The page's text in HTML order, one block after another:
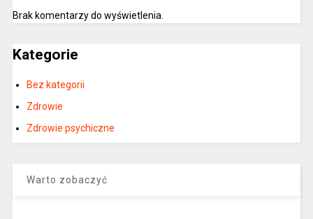
Brak komentarzy do wyświetlenia.
Kategorie
Bez kategorii
Zdrowie
Zdrowie psychiczne
Warto zobaczyć